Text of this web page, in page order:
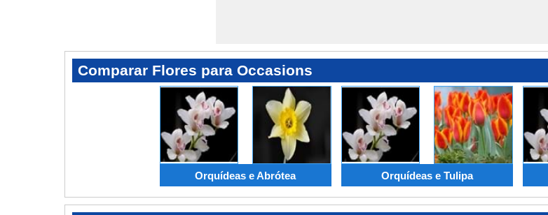
Comparar Flores para Occasions
Orquídeas e Abrótea Orquídeas e Tulipa